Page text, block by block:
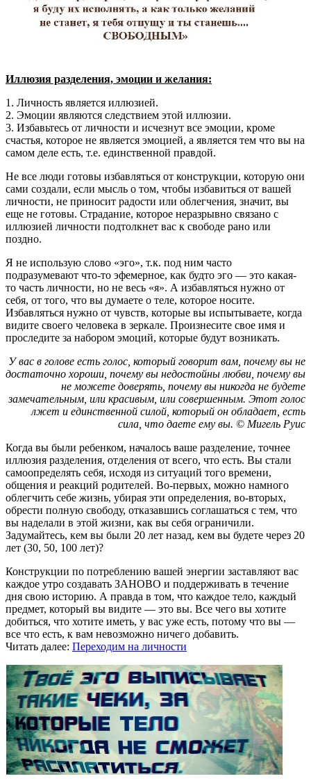
Иллюзия разделения, эмоции и желания:
1. Личность является иллюзией.
2. Эмоции являются следствием этой иллюзии.
3. Избавьтесь от личности и исчезнут все эмоции, кроме
счастья, которое не является эмоцией, а является тем что вы на
самом деле есть, т.е. единственной правдой.
Не все люди готовы избавляться от конструкции, которую они
сами создали, если мысль о том, чтобы избавиться от вашей
личности, не приносит радости или облегчения, значит, вы
еще не готовы. Страдание, которое неразрывно связано с
иллюзией личности подтолкнет вас к свободе рано или
поздно.
Я не использую слово «эго», т.к. под ним часто
подразумевают что-то эфемерное, как будто эго — это какая-
то часть личности, но не весь «я». А избавляться нужно от
себя, от того, что вы думаете о теле, которое носите.
Избавляться нужно от чувств, которые вы испытываете, когда
видите своего человека в зеркале. Произнесите свое имя и
проследите за набором эмоций, которые будут возникать.
У вас в голове есть голос, который говорит вам, почему вы не
достаточно хороши, почему вы недостойны любви, почему вы
не можете доверять, почему вы никогда не будете
замечательным, или красивым, или совершенным. Этот голос
лжет и единственной силой, который он обладает, есть
сила, что даете ему вы. © Мигель Руис
Когда вы были ребенком, началось ваше разделение, точнее
иллюзия разделения, отделения от всего, что есть. Вы стали
самоопределять себя, исходя из ситуаций того времени,
общения и реакций родителей. Во-первых, можно намного
облегчить себе жизнь, убирая эти определения, во-вторых,
обрести полную свободу, отказавшись соглашаться с тем, что
вы наделали в этой жизни, как вы себя ограничили.
Задумайтесь, кем вы были 20 лет назад, кем вы будете через 20
лет (30, 50, 100 лет)?
Конструкции по потреблению вашей энергии заставляют вас
каждое утро создавать ЗАНОВО и поддерживать в течение
дня свою историю. А правда в том, что каждое тело, каждый
предмет, который вы видите — это вы. Все чего вы хотите
добиться, что хотите иметь, у вас уже есть, потому что вы —
все что есть, к вам невозможно ничего добавить.
Читать далее: Переходим на личности